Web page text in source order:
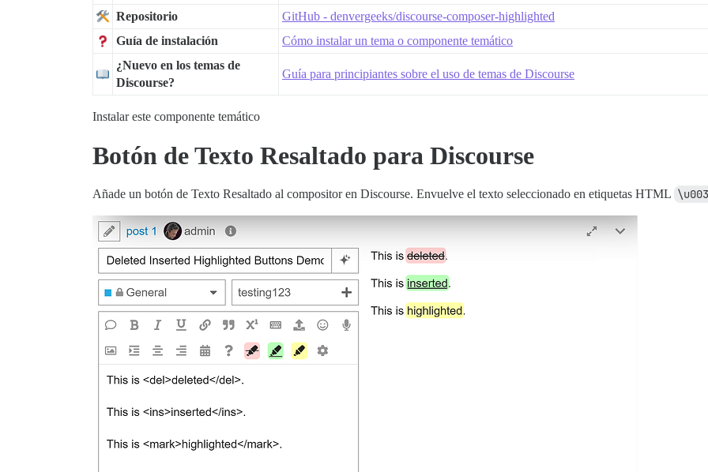
Repositorio
GitHub - denvergeeks/discourse-composer-highlighted
Guía de instalación
Cómo instalar un tema o componente temático
¿Nuevo en los temas de
Discourse?
Guía para principiantes sobre el uso de temas de Discourse
Instalar este componente temático
Botón de Texto Resaltado para Discourse
Añade un botón de Texto Resaltado al compositor en Discourse. Envuelve el texto seleccionado en etiquetas HTML